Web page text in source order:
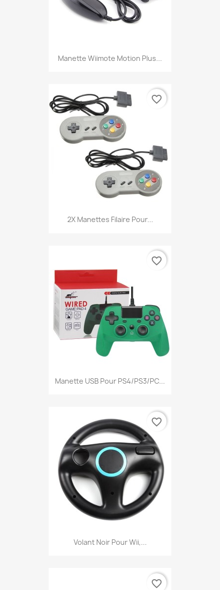
Manette Wiimote Motion Plus...
2X Manettes Filaire Pour...
favorite_border
Manette USB Pour PS4/PS3/PC...
favorite_border
Volant Noir Pour Wii,...
favorite_border
favorite_border